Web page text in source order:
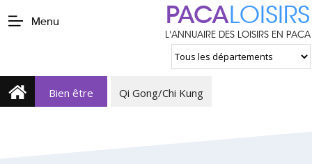
Menu PACALOISIRS
L'ANNUAIRE DES LOISIRS EN PACA
Bien être Qi Gong/Chi Kung